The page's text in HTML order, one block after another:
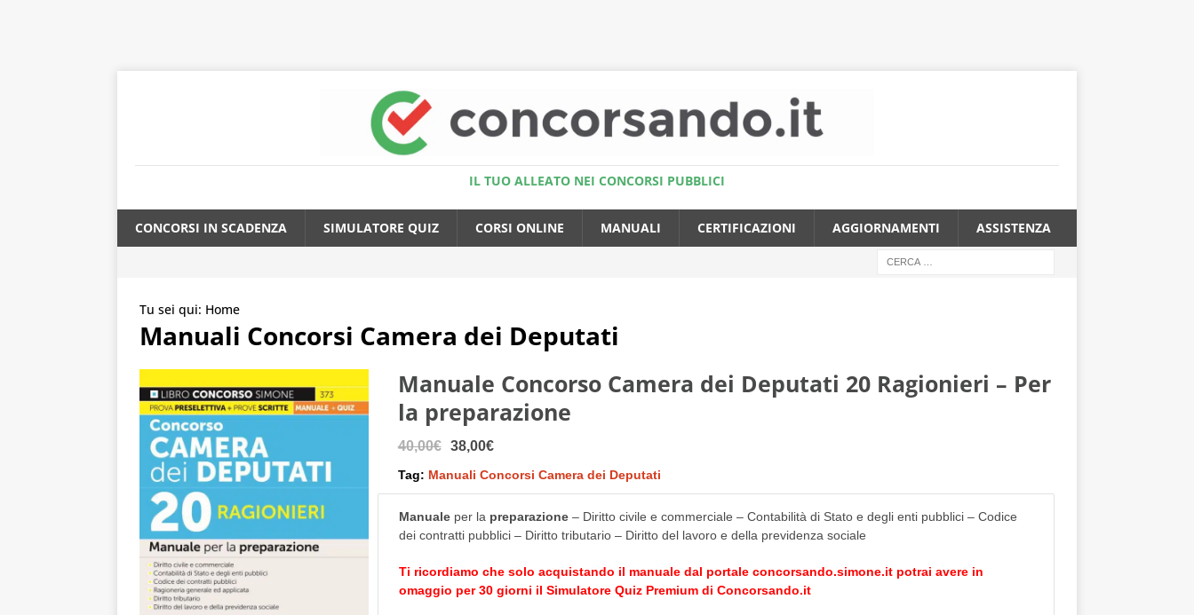
IL TUO ALLEATO NEI CONCORSI PUBBLICI
CONCORSI IN SCADENZA SIMULATORE QUIZ CORSI ONLINE MANUALI CERTIFICAZIONI AGGIORNAMENTI ASSISTENZA
Tu sei qui: Home
Manuali Concorsi Camera dei Deputati
Manuale Concorso Camera dei Deputati 20 Ragionieri – Per
la preparazione
40,00€ 38,00€
Tag: Manuali Concorsi Camera dei Deputati
Manualeper la preparazione– Diritto civile e commerciale – Contabilità di Stato e degli enti pubblici – Codice
dei contratti pubblici – Diritto tributario – Diritto del lavoro e della previdenza sociale
Ti ricordiamo che solo acquistando il manuale dal portale concorsando.simone.itpotrai avere in
omaggio per 30 giorni il Simulatore Quiz Premium di Concorsando.it